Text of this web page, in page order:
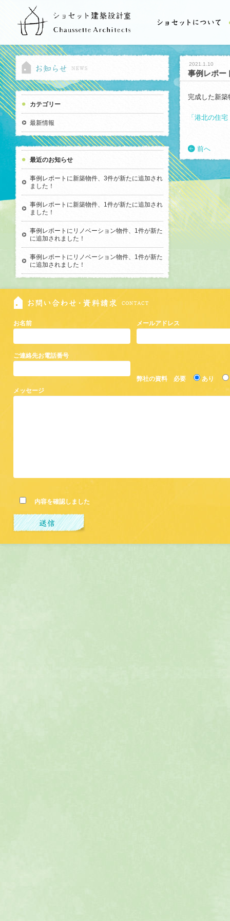
カテゴリー
最新情報
最近のお知らせ
事例レポートに新築物件、3件が新たに追加され
ました！
事例レポートに新築物件、1件が新たに追加され
ました！
事例レポートにリノベーション物件、1件が新た
に追加されました！
事例レポートにリノベーション物件、1件が新た
に追加されました！
2021.1.10
事例レポー
完成した新築
「港北の住
前へ
お名前
ご連絡先お電話番号
メールアドレス
弊社の資料 必要
あり
メッセージ
内容を確認しました